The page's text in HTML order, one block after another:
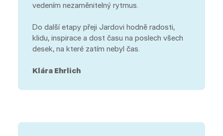
vedením nezaměnitelný rytmus.
Do další etapy přeji Jardovi hodně radosti,
klidu, inspirace a dost času na poslech všech
desek, na které zatím nebyl čas.
Klára Ehrlich